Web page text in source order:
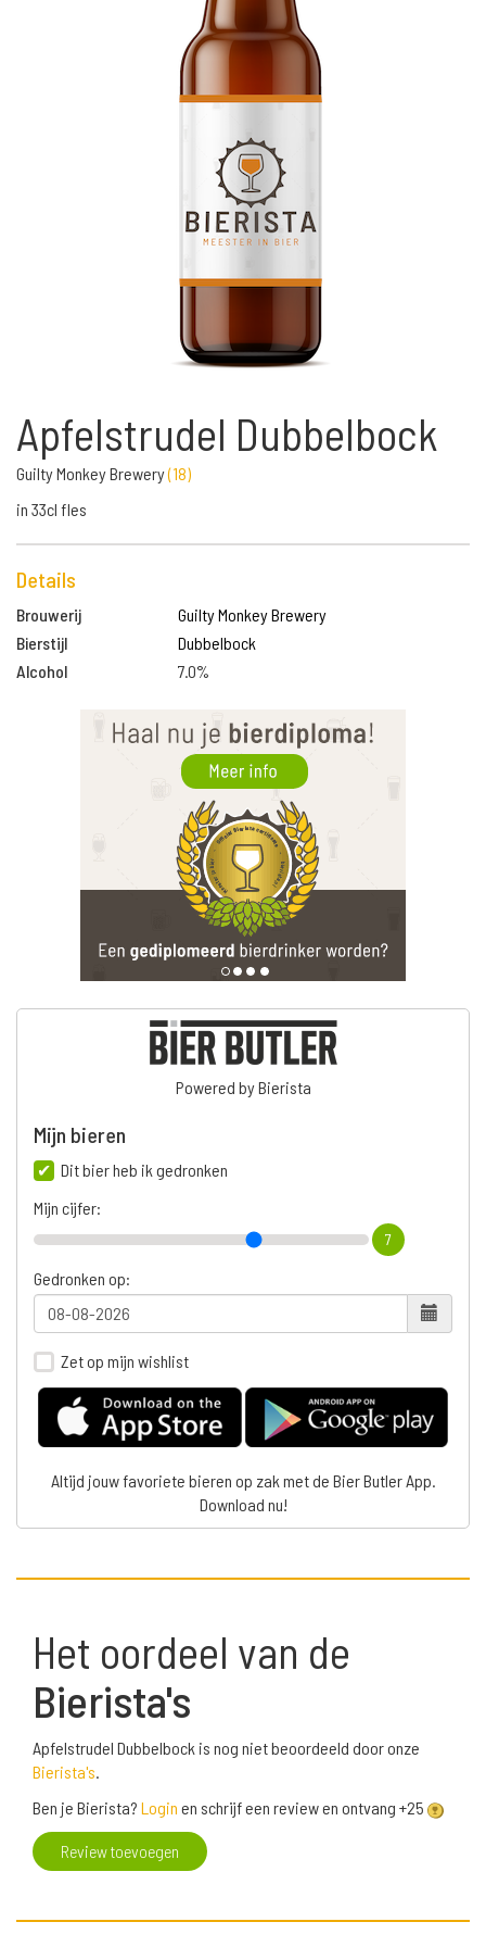
Apfelstrudel Dubbelbock
Guilty Monkey Brewery(18)
in 33cl fles
Details
Brouwerij
Guilty Monkey Brewery
Bierstijl
Dubbelbock
Alcohol
7.0%
Powered by Bierista
Mijn bieren
Dit bier heb ik gedronken
Mijn cijfer:
7
Gedronken op:
Zet op mijn wishlist
Altijd jouw favoriete bieren op zak met de Bier Butler App.
Download nu!
Het oordeel van de
Bierista's
Apfelstrudel Dubbelbock is nog niet beoordeeld door onze
Bierista's.
Ben je Bierista? Login en schrijf een review en ontvang +25
Review toevoegen